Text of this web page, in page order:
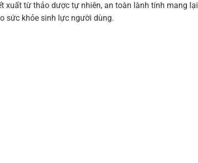
xuất từ thảo dược tự nhiên, an toàn lành tính mang lại
sức khỏe sinh lực người dùng.